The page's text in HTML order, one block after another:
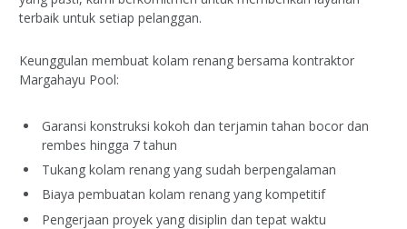
terbaik untuk setiap pelanggan.
Keunggulan membuat kolam renang bersama kontraktor
Margahayu Pool:
Garansi konstruksi kokoh dan terjamin tahan bocor dan
rembes hingga 7 tahun
Tukang kolam renang yang sudah berpengalaman
Biaya pembuatan kolam renang yang kompetitif
Pengerjaan proyek yang disiplin dan tepat waktu